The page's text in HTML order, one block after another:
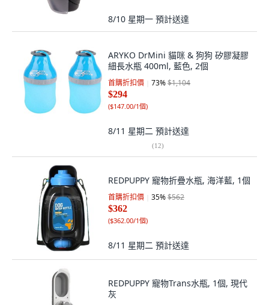
8/10 星期一 預計送達
ARYKO DrMini 貓咪 & 狗狗 矽膠凝膠
細長水瓶 400ml, 藍色, 2個
首購折扣價 73%$1,104
$294
($147.00/1個)
8/11 星期二 預計送達
(12)
REDPUPPY 寵物折疊水瓶, 海洋藍, 1個
首購折扣價 35%$562
$362
($362.00/1個)
8/11 星期二 預計送達
REDPUPPY 寵物Trans水瓶, 1個, 現代
灰